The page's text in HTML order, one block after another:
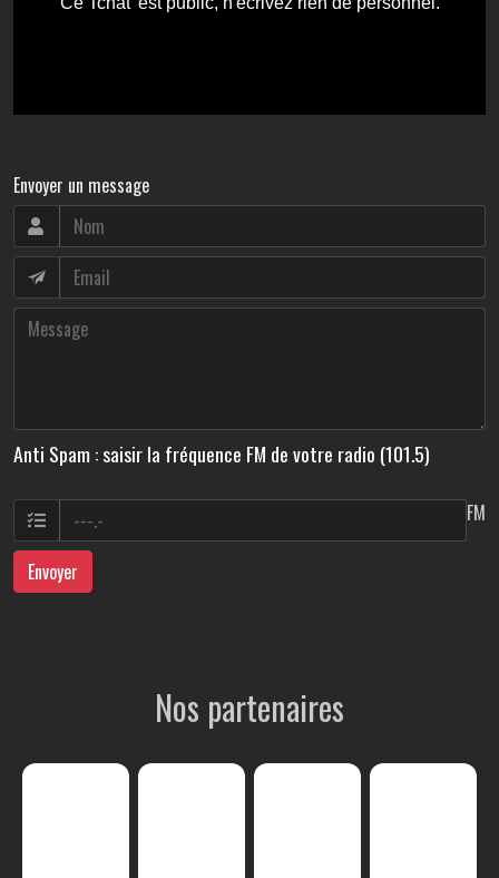
Envoyer un message
Anti Spam : saisir la fréquence FM de votre radio (101.5)
FM
Envoyer
Nos partenaires